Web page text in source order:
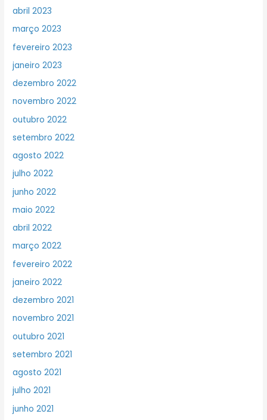
abril 2023
março 2023
fevereiro 2023
janeiro 2023
dezembro 2022
novembro 2022
outubro 2022
setembro 2022
agosto 2022
julho 2022
junho 2022
maio 2022
abril 2022
março 2022
fevereiro 2022
janeiro 2022
dezembro 2021
novembro 2021
outubro 2021
setembro 2021
agosto 2021
julho 2021
junho 2021